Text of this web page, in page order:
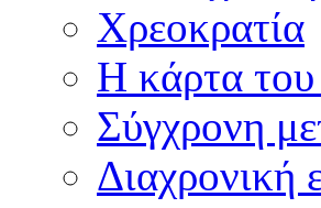
Χρεοκρατία
Η κάρτα του
Σύγχρονη
Διαχρονική